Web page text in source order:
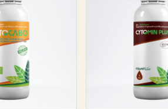
cần
chết
giúp